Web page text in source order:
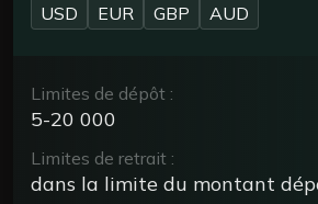
USD EUR GBP AUD
Limites de dépôt :
5-20 000
Limites de retrait :
dans la limite du montant